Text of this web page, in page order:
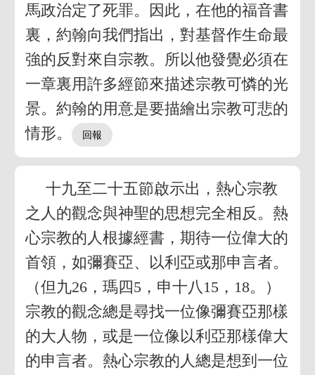
馬政治定了死罪。因此，在他的福音書
裏，約翰向我們指出，對基督作生命最
強的反對來自宗教。所以他發覺必須在
一章裏用許多經節來描述宗教可憐的光
景。約翰的用意是要描繪出宗教可悲的
情形。
十九至二十五節啟示出，熱心宗教
之人的觀念與神聖的思想完全相反。熱
心宗教的人根據經書，期待一位偉大的
首領，如彌賽亞、以利亞或那申言者。
（但九26，瑪四5，申十八15，18。）
宗教的觀念總是尋找一位像彌賽亞那樣
的大人物，或是一位像以利亞那樣偉大
的申言者。熱心宗教的人總是想到一位